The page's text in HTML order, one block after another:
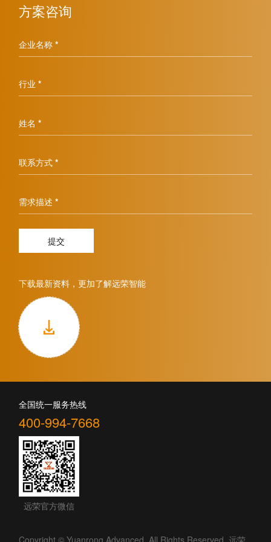
方案咨询
企业名称 *
行业 *
姓名 *
联系方式 *
需求描述 *
提交
下载最新资料，更加了解远荣智能
全国统一服务热线
400-994-7668
远荣官方微信